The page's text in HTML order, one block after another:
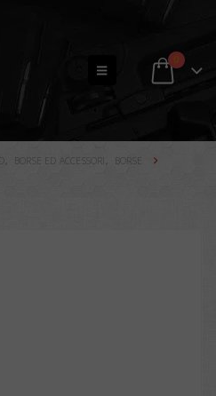
0
, BORSE ED ACCESSORI ,
BORSE